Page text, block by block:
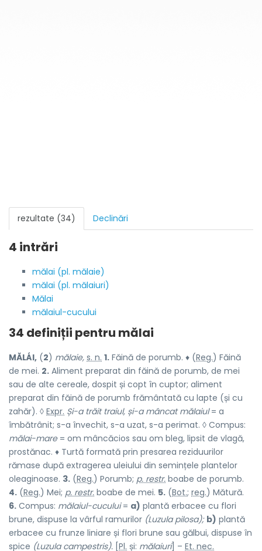
rezultate (34) Declinări
4 intrări
mălai (pl. mălaie)
mălai (pl. mălaiuri)
Mălai
mălaiul-cucului
34 definiții pentru mălai
MĂLÁI, (2) mălaie, s. n. 1. Făină de porumb. ♦ (Reg.) Făină
de mei. 2. Aliment preparat din făină de porumb, de mei
sau de alte cereale, dospit și copt în cuptor; aliment
preparat din făină de porumb frământată cu lapte (și cu
zahăr). ◊ Expr. Și-a trăit traiul, și-a mâncat mălaiul= a
îmbătrânit; s-a învechit, s-a uzat, s-a perimat. ◊ Compus:
mălai-mare= om mâncăcios sau om bleg, lipsit de vlagă,
prostănac. ♦ Turtă formată prin presarea reziduurilor
rămase după extragerea uleiului din semințele plantelor
oleaginoase. 3. (Reg.) Porumb; p. restr. boabe de porumb.
4. (Reg.) Mei; p. restr. boabe de mei. 5. (Bot.; reg.) Mătură.
6. Compus: mălaiul-cucului= a) plantă erbacee cu flori
brune, dispuse la vârful ramurilor (Luzula pilosa); b) plantă
erbacee cu frunze liniare și flori brune sau gălbui, dispuse în
spice (Luzula campestris). Pl. și: mălaiuri] – Et. nec.